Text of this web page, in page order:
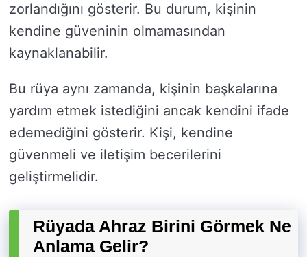
zorlandığını gösterir. Bu durum, kişinin
kendine güveninin olmamasından
kaynaklanabilir.
Bu rüya aynı zamanda, kişinin başkalarına
yardım etmek istediğini ancak kendini ifade
edemediğini gösterir. Kişi, kendine
güvenmeli ve iletişim becerilerini
geliştirmelidir.
Rüyada Ahraz Birini Görmek Ne
Anlama Gelir?